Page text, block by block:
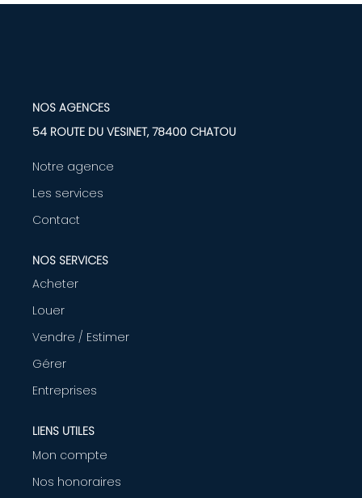
Nos Biens
NOS AGENCES
54 ROUTE DU VESINET, 78400 CHATOU
Notre agence
Les services
Contact
NOS SERVICES
Acheter
Louer
Vendre / Estimer
Gérer
Entreprises
LIENS UTILES
Mon compte
Nos honoraires